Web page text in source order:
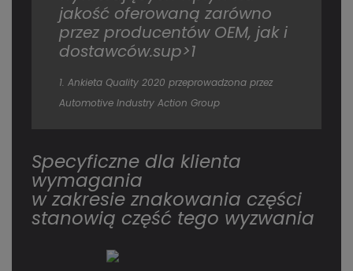
jakość oferowaną zarówno
przez producentów OEM, jak i
dostawców.sup>1
1. Ankieta Quality 2020 przeprowadzona przez
Automotive Industry Action Group
Specyficzne dla klienta
wymagania
w zakresie znakowania części
stanowią część tego wyzwania